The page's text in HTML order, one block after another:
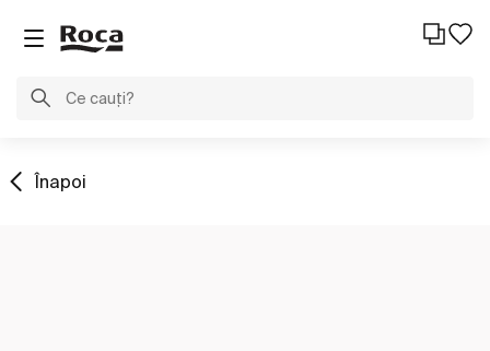
Înapoi